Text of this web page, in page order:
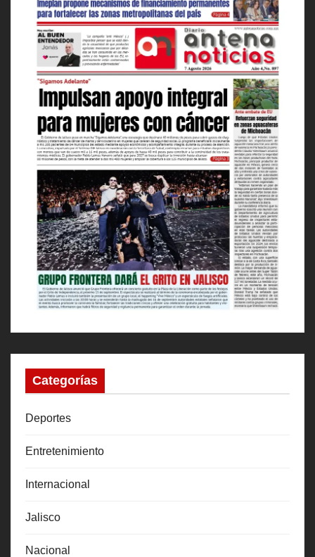
Categorías
Deportes
Entretenimiento
Internacional
Jalisco
Nacional